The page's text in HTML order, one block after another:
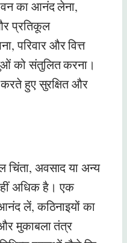
का आनंद लेना,
प्रतिकूल
परिवार और वित्त
को संतुलित करना।
करते हुए सुरक्षित और
चिंता, अवसाद या अन्य
अधिक है। एक
लें, कठिनाइयों का
मुकाबला तंत्र